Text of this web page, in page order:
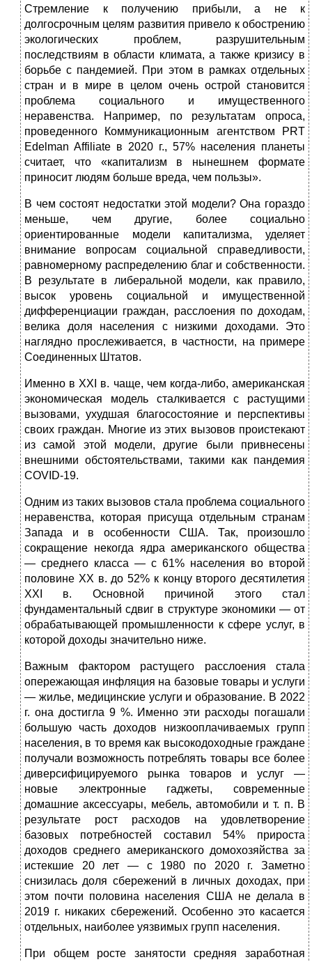
Стремление к получению прибыли, а не к
долгосрочным целям развития привело к обострению
экологических проблем, разрушительным
последствиям в области климата, а также кризису в
борьбе с пандемией. При этом в рамках отдельных
стран и в мире в целом очень острой становится
проблема социального и имущественного
неравенства. Например, по результатам опроса,
проведенного Коммуникационным агентством PRT
Edelman Affiliate в 2020 г., 57% населения планеты
считает, что «капитализм в нынешнем формате
приносит людям больше вреда, чем пользы».
В чем состоят недостатки этой модели? Она гораздо
меньше, чем другие, более социально
ориентированные модели капитализма, уделяет
внимание вопросам социальной справедливости,
равномерному распределению благ и собственности.
В результате в либеральной модели, как правило,
высок уровень социальной и имущественной
дифференциации граждан, расслоения по доходам,
велика доля населения с низкими доходами. Это
наглядно прослеживается, в частности, на примере
Соединенных Штатов.
Именно в ХХI в. чаще, чем когда-либо, американская
экономическая модель сталкивается с растущими
вызовами, ухудшая благосостояние и перспективы
своих граждан. Многие из этих вызовов проистекают
из самой этой модели, другие были привнесены
внешними обстоятельствами, такими как пандемия
COVID-19.
Одним из таких вызовов стала проблема социального
неравенства, которая присуща отдельным странам
Запада и в особенности США. Так, произошло
сокращение некогда ядра американского общества
— среднего класса — с 61% населения во второй
половине ХХ в. до 52% к концу второго десятилетия
ХХI в. Основной причиной этого стал
фундаментальный сдвиг в структуре экономики — от
обрабатывающей промышленности к сфере услуг, в
которой доходы значительно ниже.
Важным фактором растущего расслоения стала
опережающая инфляция на базовые товары и услуги
— жилье, медицинские услуги и образование. В 2022
г. она достигла 9 %. Именно эти расходы погашали
большую часть доходов низкооплачиваемых групп
населения, в то время как высокодоходные граждане
получали возможность потреблять товары все более
диверсифицируемого рынка товаров и услуг —
новые электронные гаджеты, современные
домашние аксессуары, мебель, автомобили и т. п. В
результате рост расходов на удовлетворение
базовых потребностей составил 54% прироста
доходов среднего американского домохозяйства за
истекшие 20 лет — с 1980 по 2020 г. Заметно
снизилась доля сбережений в личных доходах, при
этом почти половина населения США не делала в
2019 г. никаких сбережений. Особенно это касается
отдельных, наиболее уязвимых групп населения.
При общем росте занятости средняя заработная